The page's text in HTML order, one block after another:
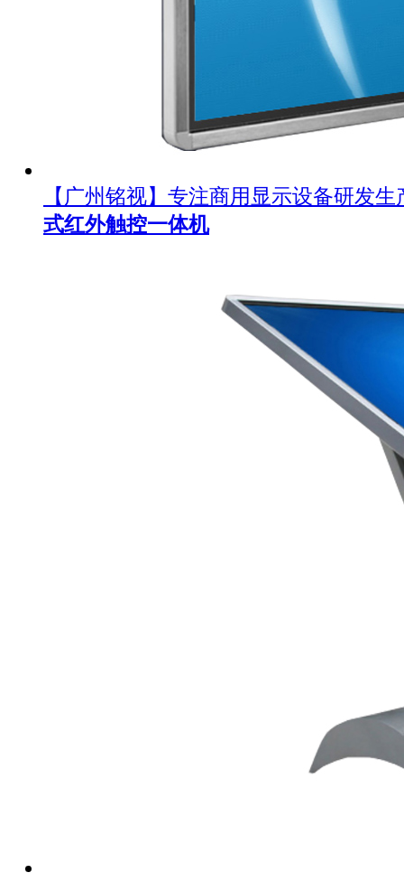
【广州铭视】专注商用显示设备研发
式红外触控一体机